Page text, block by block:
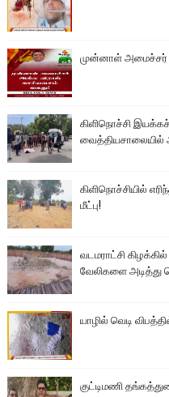
முன்னாள் அமைச்சர்
கிளிநொச்சி
வைத்தியசாலையில்
கிளிநொச்சியில்
மீட்பு!
வடமராட்சி
வேலிகளை அடித்து
யாழில் வெடி
குட்டிமணி